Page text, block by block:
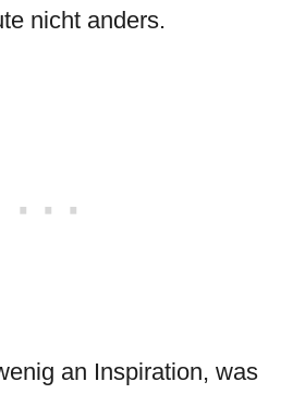
nicht anders.
an Inspiration, was